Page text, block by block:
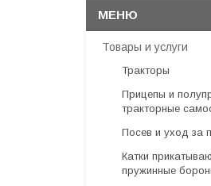
Товары и услуги
Тракторы
Прицепы и
тракторные
Посев и уход за
Катки
пружинные